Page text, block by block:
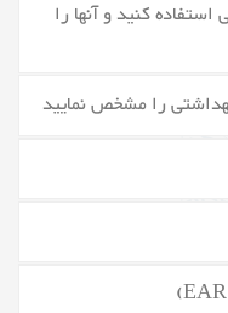
کنید و آنها را
را مشخص نمایید